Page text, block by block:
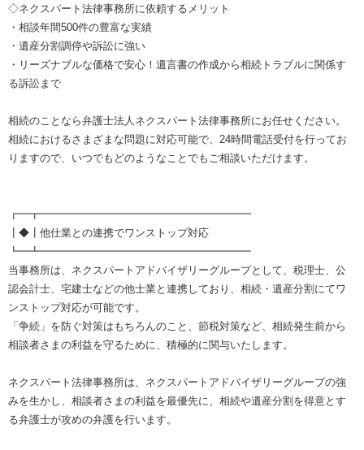
◇ネクスパート法律事務所に依頼するメリット
・相談年間500件の豊富な実績
・遺産分割調停や訴訟に強い
・リーズナブルな価格で安心！遺言書の作成から相続トラブルに関係す
る訴訟まで
相続のことなら弁護士法人ネクスパート法律事務所にお任せください。
相続におけるさまざまな問題に対応可能で、24時間電話受付を行ってお
りますので、いつでもどのようなことでもご相談いただけます。
┏━┳━━━━━━━━━━━━━━━━━━━━
┃◆┃他仕業との連携でワンストップ対応
┗━┻━━━━━━━━━━━━━━━━━━━━
当事務所は、ネクスパートアドバイザリーグループとして、税理士、公
認会計士、宅建士などの他士業と連携しており、相続・遺産分割にてワ
ンストップ対応が可能です。
「争続」を防ぐ対策はもちろんのこと、節税対策など、相続発生前から
相談者さまの利益を守るために、積極的に関与いたします。
ネクスパート法律事務所は、ネクスパートアドバイザリーグループの強
みを生かし、相談者さまの利益を最優先に、相続や遺産分割を得意とす
る弁護士が攻めの弁護を行います。